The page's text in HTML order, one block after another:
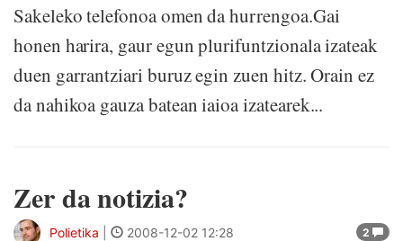
Sakeleko telefonoa omen da hurrengoa.Gai
honen harira, gaur egun plurifuntzionala izateak
duen garrantziari buruz egin zuen hitz. Orain ez
da nahikoa gauza batean iaioa izatearek...
Zer da notizia?
2
Polietika 2008-12-02 12:28